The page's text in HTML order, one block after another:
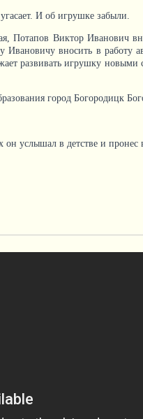
И об игрушке забыли.
Потапов Виктор Иванович
Ивановичу вносить в работу
развивать игрушку
город Богородицк
услышал в детстве и